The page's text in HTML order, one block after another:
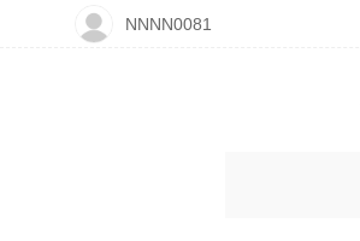
NNNN0081